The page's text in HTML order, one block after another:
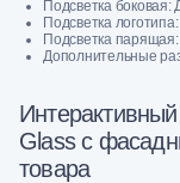
Подсветка боковая:
Подсветка
Подсветка
Дополнительные
Glass с
товара